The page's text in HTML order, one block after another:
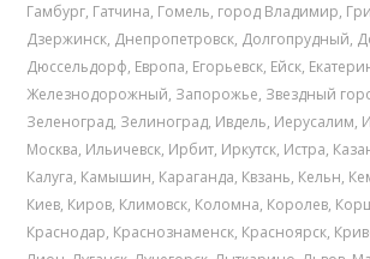
Гамбург, Гатчина, Гомель, город Владимир,
Дзержинск, Днепропетровск, Долгопрудный,
Дюссельдорф, Европа, Егорьевск, Ейск,
Железнодорожный, Запорожье, Звездный
Зеленоград, Зелиноград, Ивдель, Иерусалим,
Москва, Ильичевск, Ирбит, Иркутск, Истра,
Калуга, Камышин, Караганда, Квзань, Кельн,
Киев, Киров, Климовск, Коломна, Королев,
Краснодар, Краснознаменск, Красноярск,